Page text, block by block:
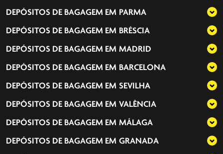
DEPÓSITOS DE BAGAGEM EM PARMA
DEPÓSITOS DE BAGAGEM EM BRÉSCIA
DEPÓSITOS DE BAGAGEM EM MADRID
DEPÓSITOS DE BAGAGEM EM BARCELONA
DEPÓSITOS DE BAGAGEM EM SEVILHA
DEPÓSITOS DE BAGAGEM EM VALÊNCIA
DEPÓSITOS DE BAGAGEM EM MÁLAGA
DEPÓSITOS DE BAGAGEM EM GRANADA